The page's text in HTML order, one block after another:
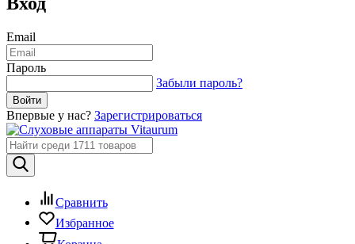
Email
Пароль
Забыли пароль?
Впервые у нас? Зарегистрироваться
Сравнить
Избранное